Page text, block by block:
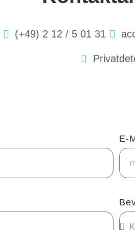
(+49) 2 12 / 5 01 31
E-